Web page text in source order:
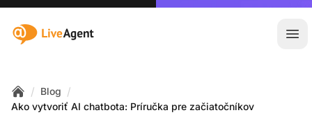
:site.title
Home
/ Blog /
Ako vytvoriť AI chatbota: Príručka pre začiatočníkov